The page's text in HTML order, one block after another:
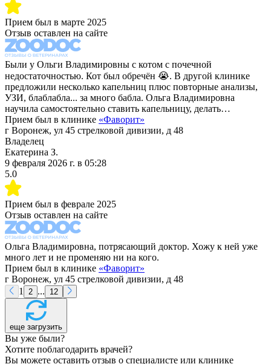
Прием был в марте 2025
Отзыв оставлен на сайте
Были у Ольги Владимировны с котом с почечной
недостаточностью. Кот был обречён 😭. В другой клинике
предложили несколько капельниц плюс повторные анализы,
УЗИ, блаблабла... за много бабла. Ольга Владимировна
научила самостоятельно ставить капельницу, делать…
Прием был в клинике «Фаворит»
г Воронеж, ул 45 стрелковой дивизии, д 48
Владелец
Екатерина З.
9 февраля 2026 г. в 05:28
5.0
Прием был в феврале 2025
Отзыв оставлен на сайте
Ольга Владимировна, потрясающий доктор. Хожу к ней уже
много лет и не променяю ни на кого.
Прием был в клинике «Фаворит»
г Воронеж, ул 45 стрелковой дивизии, д 48
1
2 ... 12
еще загрузить
Вы уже были?
Хотите поблагодарить врачей?
Вы можете оставить отзыв о специалисте или клинике